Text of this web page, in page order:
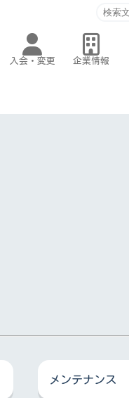
入会・変更 企業情報
メンテナンス